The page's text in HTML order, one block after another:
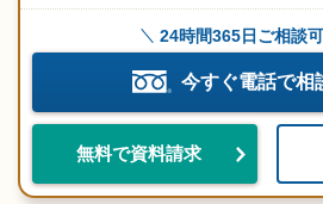
24時間365日ご相談
今すぐ電話で相
無料で資料請求